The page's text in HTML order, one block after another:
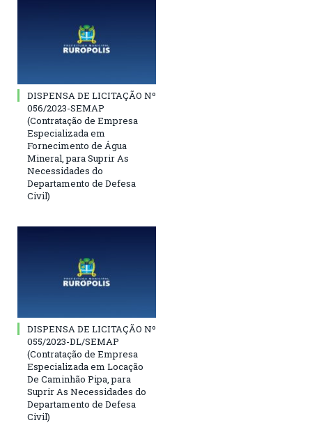
DISPENSA DE LICITAÇÃO Nº
056/2023-SEMAP
(Contratação de Empresa
Especializada em
Fornecimento de Água
Mineral, para Suprir As
Necessidades do
Departamento de Defesa
Civil)
DISPENSA DE LICITAÇÃO Nº
055/2023-DL/SEMAP
(Contratação de Empresa
Especializada em Locação
De Caminhão Pipa, para
Suprir As Necessidades do
Departamento de Defesa
Civil)